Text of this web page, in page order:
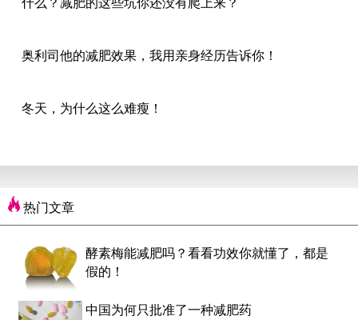
奥利司他的减肥效果，我用亲身经历告诉你！
冬天，为什么这么难瘦！
热门文章
酵素梅能减肥吗？看看功效你就懂了，都是
假的！
中国为何只批准了一种减肥药